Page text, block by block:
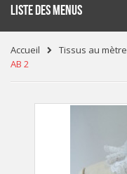
LISTE DES MENUS
Accueil Tissus au mètre
AB 2